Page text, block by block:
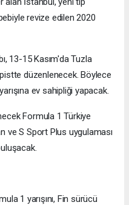
revize edilen 2020
13-15 Kasım'da Tuzla
düzenlenecek. Böylece
ev sahipliği yapacak.
Formula 1 Türkiye
ve S Sport Plus uygulaması
1 yarışını, Fin sürücü